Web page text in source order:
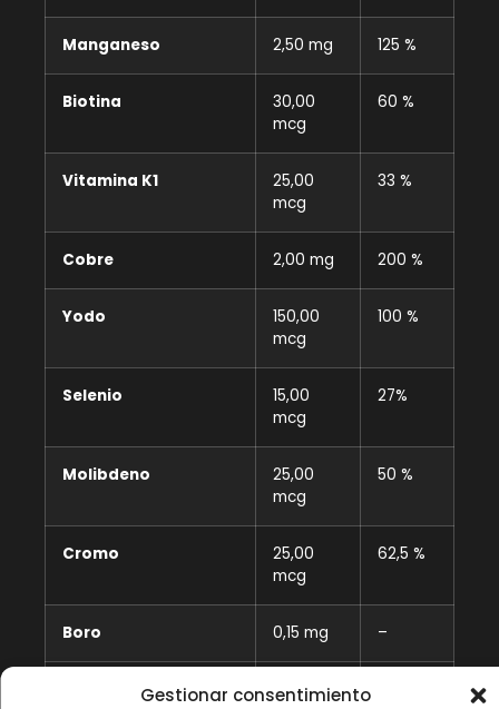
Gestionar consentimiento
Manganeso 2,50 mg 125 %
Biotina
30,00
mcg
60 %
Vitamina K1
25,00
mcg
33 %
Cobre 2,00 mg 200 %
Yodo
150,00
mcg
100 %
Selenio
15,00
mcg
27%
Molibdeno
25,00
mcg
50 %
Cromo
25,00
mcg
62,5 %
Boro 0,15 mg –
10 mcg